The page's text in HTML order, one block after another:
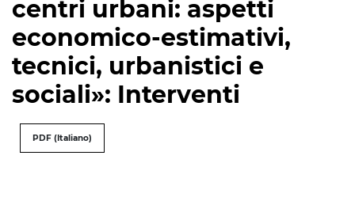
centri urbani: aspetti
economico-estimativi,
tecnici, urbanistici e
sociali»: Interventi
PDF (Italiano)